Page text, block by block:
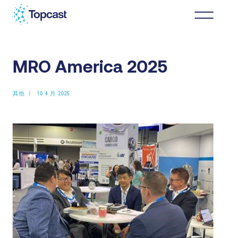
分销
MRO服务
关于我们
商业伙伴
最新消息
MRO America 2025
其他 10 4 月 2025